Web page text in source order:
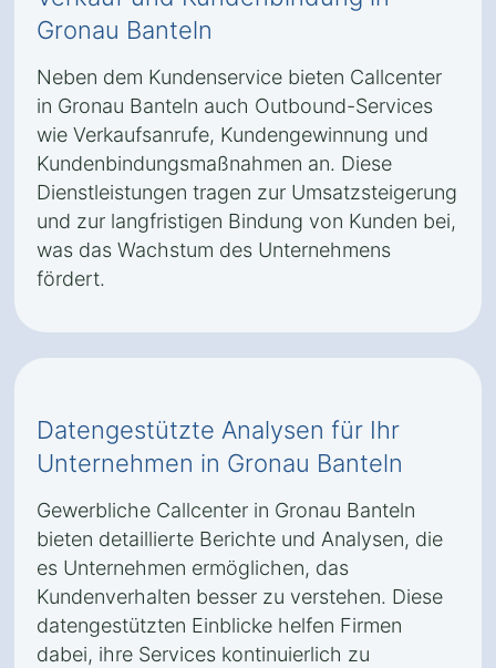
Gronau Banteln
Neben dem Kundenservice bieten Callcenter
in Gronau Banteln auch Outbound-Services
wie Verkaufsanrufe, Kundengewinnung und
Kundenbindungsmaßnahmen an. Diese
Dienstleistungen tragen zur Umsatzsteigerung
und zur langfristigen Bindung von Kunden bei,
was das Wachstum des Unternehmens
fördert.
Datengestützte Analysen für Ihr
Unternehmen in Gronau Banteln
Gewerbliche Callcenter in Gronau Banteln
bieten detaillierte Berichte und Analysen, die
es Unternehmen ermöglichen, das
Kundenverhalten besser zu verstehen. Diese
datengestützten Einblicke helfen Firmen
dabei, ihre Services kontinuierlich zu